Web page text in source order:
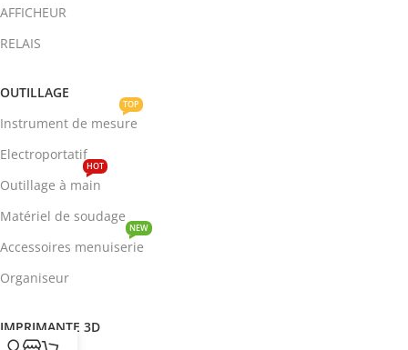
AFFICHEUR
RELAIS
OUTILLAGE
Instrument de mesure
TOP
Electroportatif
Outillage à main
HOT
Matériel de soudage
Accessoires menuiserie
NEW
Organiseur
IMPRIMANTE 3D